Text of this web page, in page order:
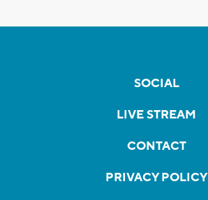
SOCIAL
LIVE STREAM
CONTACT
PRIVACY POLICY